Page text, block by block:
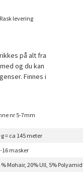
levering
på alt fra
og du kan
Finnes i
nr 5-7mm
g = ca 145 meter
16 masker
% Mohair, 20% Ull, 5% Polyamid